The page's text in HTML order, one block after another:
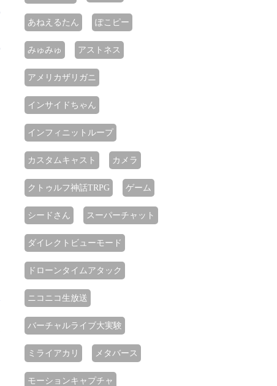
あねえるたん ぽこピー
みゅみゅ アストネス
アメリカザリガニ
インサイドちゃん
インフィニットループ
カスタムキャスト カメラ
クトゥルフ神話TRPG ゲーム
シードさん スーパーチャット
ダイレクトビューモード
ドローンタイムアタック
ニコニコ生放送
バーチャルライブ大実験
ミライアカリ メタバース
モーションキャプチャ